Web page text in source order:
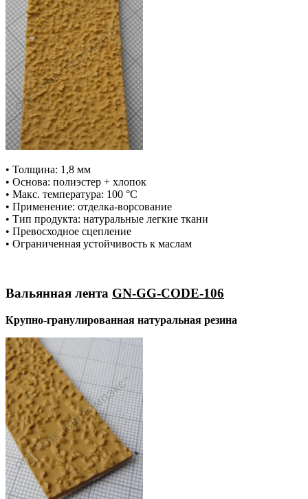
• Толщина: 1,8 мм
• Основа: полиэстер + хлопок
• Макс. температура: 100 °С
• Применение: отделка-ворсование
• Тип продукта: натуральные легкие ткани
• Превосходное сцепление
• Ограниченная устойчивость к маслам
Вальянная лента GN-GG-CODE-106
Крупно-гранулированная натуральная резина